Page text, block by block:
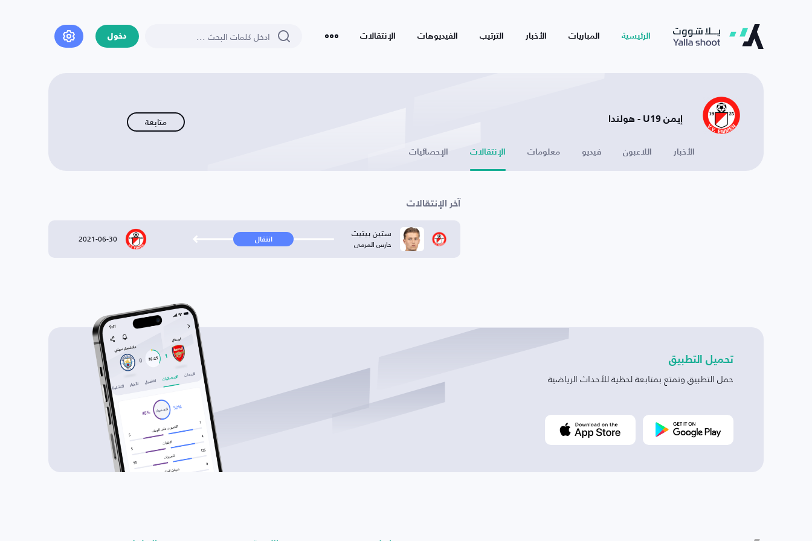
الرئيسية المباريات الأخبار الترتيب الفيديوهات الإنتقالات دخول
إيمن U19 - هولندا متابعة
الأخبار اللاعبون فيديو معلومات الإنتقالات الإحصائيات
آخر الإنتقالات
ستين بيتيت
حارس المرمى انتقال 2021-06-30
تحميل التطبيق
حمل التطبيق وتمتع بمتابعة لحظية للأحداث الرياضية